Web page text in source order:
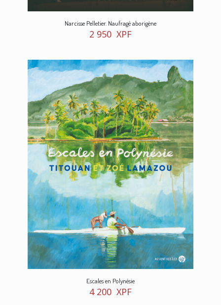
Narcisse Pelletier. Naufragé aborigène
2 950 XPF
Escales en Polynésie
4 200 XPF